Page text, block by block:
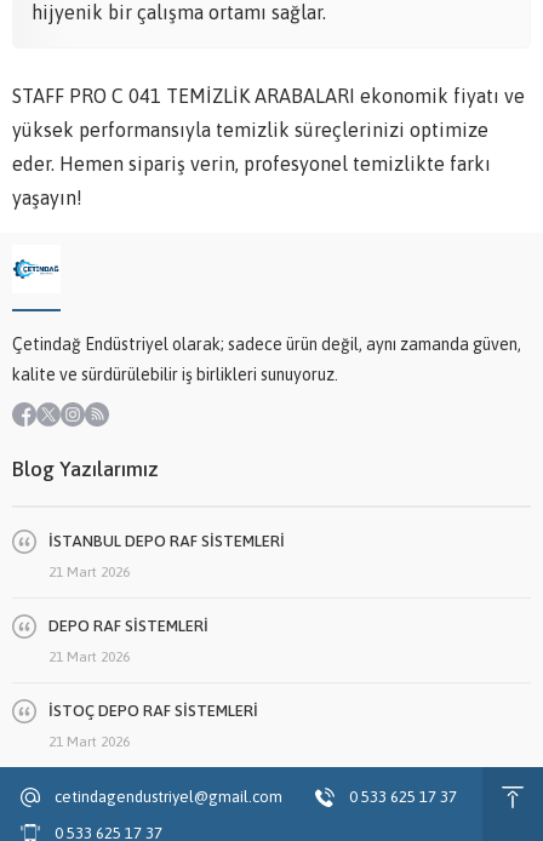
hijyenik bir çalışma ortamı sağlar.
STAFF PRO C 041 TEMİZLİK ARABALARI ekonomik fiyatı ve
yüksek performansıyla temizlik süreçlerinizi optimize
eder. Hemen sipariş verin, profesyonel temizlikte farkı
yaşayın!
Çetindağ Endüstriyel olarak; sadece ürün değil, aynı zamanda güven,
kalite ve sürdürülebilir iş birlikleri sunuyoruz.
Blog Yazılarımız
İSTANBUL DEPO RAF SİSTEMLERİ
21 Mart 2026
DEPO RAF SİSTEMLERİ
21 Mart 2026
İSTOÇ DEPO RAF SİSTEMLERİ
21 Mart 2026
cetindagendustriyel@gmail.com
0 533 625 17 37
0 533 625 17 37